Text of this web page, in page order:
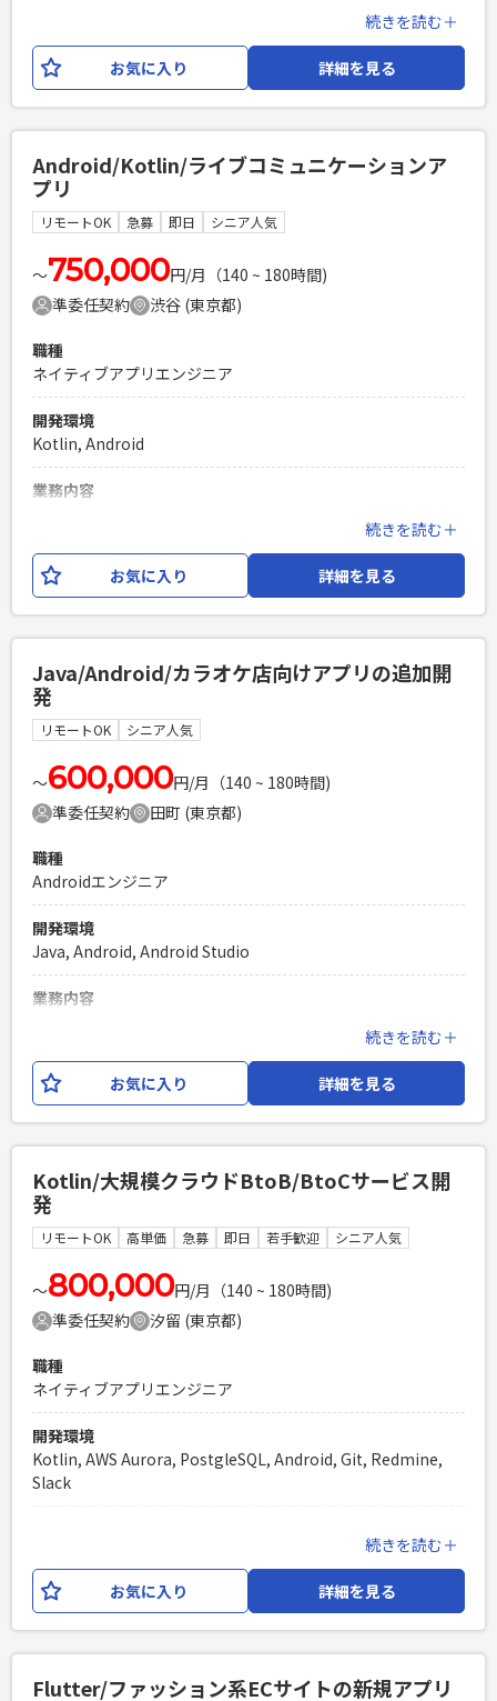
・MDMがセットしたシリアルナンバーを取得 ・RestAPIで端
末情報（店名、端末号機、連携日時）のMDMサーバーへ登録
をやっていただきたいです。 環境：Java ※対象端末は
必須スキル
・AndroidでMDMと連携する機能の実装のご経験
PHPを用いたWebサービスの開発経験4年以上
エンジニア複数人のチームでの開発経験
続きを読む＋
お気に入り 詳細を見る
Android/Kotlin/ライブコミュニケーションア
プリ
リモートOK 急募 即日 シニア人気
〜750,000円/月（140 ~ 180時間)
準委任契約
渋谷 (東京都)
職種
ネイティブアプリエンジニア
開発環境
Kotlin, Android
業務内容
聴画面での演出、UXの改善・向上 ・高負荷な状態でも安定し
たパフォーマンスを出せるようにチューニング ・ソーシャル
ライブプラットフォームに最適なアーキテクチャの検討、再
仕様書は簡単なラフメモ、6割の完成度のイメージでスピード
感重視の開発体制。
必須スキル
・Kotlinを用いたAndroid開発で2年以上の実務経験 ・
MVP/MVVM/CleanArchitectureなどのAndroid開発におけるア
ーキテクチャの理解と開発経験 ・AndroidStudioとGradleで
リース経験 ・Githubを利用した開発経験 ・Android標準ライ
ブラリ、フレームワークの理解 ※動画配信に関する知識・経
験は問いません。
PHPを用いたWebサービスの開発経験4年以上
Laravelを用いた開発経験1年以上
エンジニア複数人のチームでの開発経験
続きを読む＋
お気に入り 詳細を見る
Java/Android/カラオケ店向けアプリの追加開
発
リモートOK シニア人気
〜600,000円/月（140 ~ 180時間)
準委任契約
田町 (東京都)
職種
Androidエンジニア
開発環境
Java, Android, Android Studio
業務内容
Studio,Slack,Sourcetree（GitBlit） 【開発工程】 製造以降
PHPを用いたWebサービスの開発経験4年以上
エンジニア複数人のチームでの開発経験
続きを読む＋
お気に入り 詳細を見る
Kotlin/大規模クラウドBtoB/BtoCサービス開
発
リモートOK 高単価 急募 即日 若手歓迎 シニア人気
〜800,000円/月（140 ~ 180時間)
準委任契約
汐留 (東京都)
職種
ネイティブアプリエンジニア
開発環境
Kotlin, AWS Aurora, PostgleSQL, Android, Git, Redmine,
Slack
複数ある自社サービスの開発に携わって頂きます。 Kotlinプ
ロダクトの開発エンジニアとして 社内のステークホルダーと
協力して開発を進めさせて頂きます。 （開発環境） ・言語：
続きを読む＋
お気に入り 詳細を見る
Flutter/ファッション系ECサイトの新規アプリ